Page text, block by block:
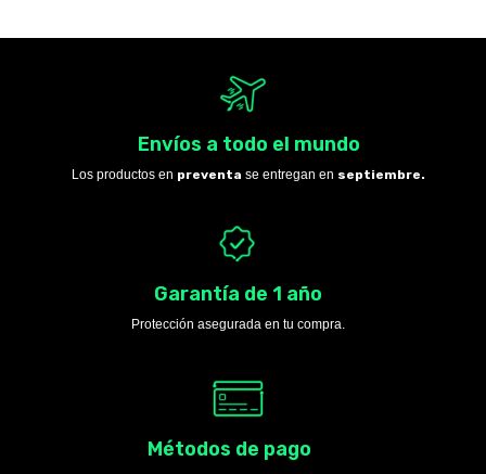
Envíos a todo el mundo
Los productos en preventa se entregan en septiembre.
Garantía de 1 año
Protección asegurada en tu compra.
Métodos de pago